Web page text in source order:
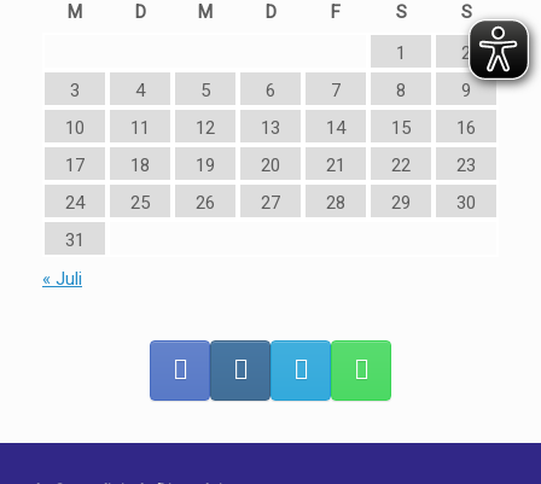
M
D M D F S
S
1
2
3
4 5 6 7 8
9
10
11 12 13 14 15
16
17
18 19 20 21 22
23
24
25 26 27 28 29
30
31
« Juli